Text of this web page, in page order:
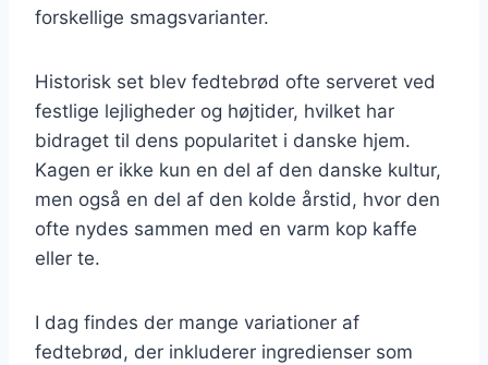
forskellige smagsvarianter.
Historisk set blev fedtebrød ofte serveret ved
festlige lejligheder og højtider, hvilket har
bidraget til dens popularitet i danske hjem.
Kagen er ikke kun en del af den danske kultur,
men også en del af den kolde årstid, hvor den
ofte nydes sammen med en varm kop kaffe
eller te.
I dag findes der mange variationer af
fedtebrød, der inkluderer ingredienser som